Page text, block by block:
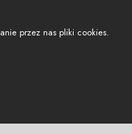
przez nas pliki cookies.